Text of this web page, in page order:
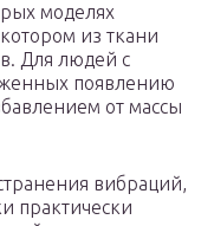
моделях
из ткани
Для людей с
появлению
от массы
вибраций,
практически